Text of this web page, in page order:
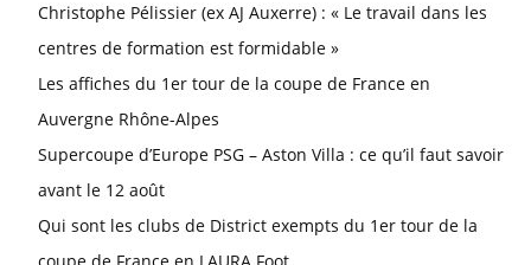
Christophe Pélissier (ex AJ Auxerre) : « Le travail dans les
centres de formation est formidable »
Les affiches du 1er tour de la coupe de France en
Auvergne Rhône-Alpes
Supercoupe d’Europe PSG – Aston Villa : ce qu’il faut savoir
avant le 12 août
Qui sont les clubs de District exempts du 1er tour de la